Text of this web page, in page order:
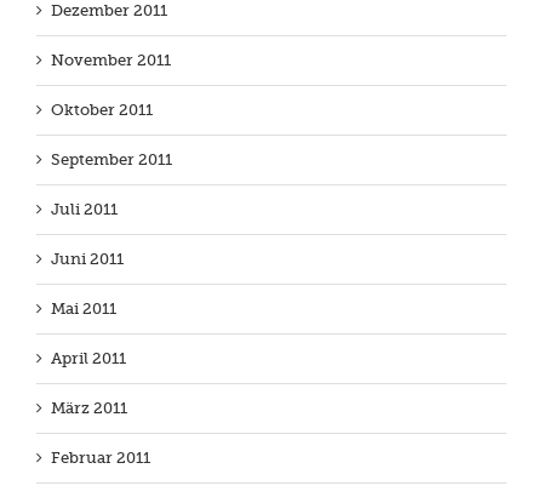
Dezember 2011
November 2011
Oktober 2011
September 2011
Juli 2011
Juni 2011
Mai 2011
April 2011
März 2011
Februar 2011